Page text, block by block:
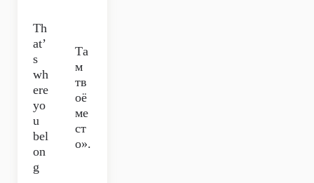
Th
at’
s
wh
ere
yo
u
bel
on
g
Та
м
тв
оё
ме
ст
о».